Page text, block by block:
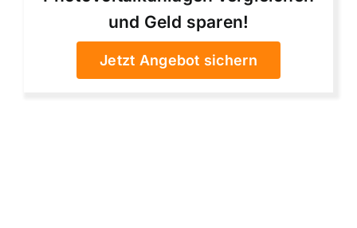
und Geld sparen!
Jetzt Angebot sichern